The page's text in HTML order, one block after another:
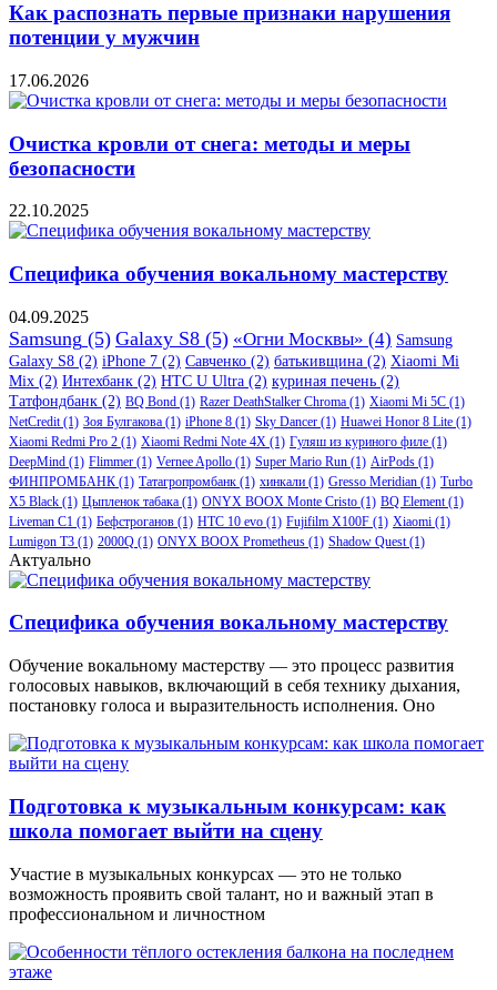
Как распознать первые признаки нарушения
потенции у мужчин
17.06.2026
Очистка кровли от снега: методы и меры
безопасности
22.10.2025
Специфика обучения вокальному мастерству
04.09.2025
Samsung (5) Galaxy S8 (5) «Огни Москвы» (4) Samsung
Galaxy S8 (2) iPhone 7 (2) Савченко (2) батькивщина (2) Xiaomi Mi
Mix (2) Интехбанк (2) HTC U Ultra (2) куриная печень (2)
Татфондбанк (2) BQ Bond (1) Razer DeathStalker Chroma (1) Xiaomi Mi 5C (1)
NetCredit (1) Зоя Булгакова (1) iPhone 8 (1) Sky Dancer (1) Huawei Honor 8 Lite (1)
Xiaomi Redmi Pro 2 (1) Xiaomi Redmi Note 4X (1) Гуляш из куриного филе (1)
DeepMind (1) Flimmer (1) Vernee Apollo (1) Super Mario Run (1) AirPods (1)
ФИНПРОМБАНК (1) Татагропромбанк (1) хинкали (1) Gresso Meridian (1) Turbo
X5 Black (1) Цыпленок табака (1) ONYX BOOX Monte Cristo (1) BQ Element (1)
Liveman C1 (1) Бефстроганов (1) HTC 10 evo (1) Fujifilm X100F (1) Xiaomi (1)
Lumigon T3 (1) 2000Q (1) ONYX BOOX Prometheus (1) Shadow Quest (1)
Актуально
Специфика обучения вокальному мастерству
Обучение вокальному мастерству — это процесс развития
голосовых навыков, включающий в себя технику дыхания,
постановку голоса и выразительность исполнения. Оно
Подготовка к музыкальным конкурсам: как
школа помогает выйти на сцену
Участие в музыкальных конкурсах — это не только
возможность проявить свой талант, но и важный этап в
профессиональном и личностном